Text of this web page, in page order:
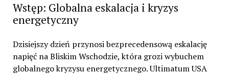
Wstęp: Globalna eskalacja i kryzys
energetyczny
Dzisiejszy dzień przynosi bezprecedensową eskalację
napięć na Bliskim Wschodzie, która grozi wybuchem
globalnego kryzysu energetycznego. Ultimatum USA